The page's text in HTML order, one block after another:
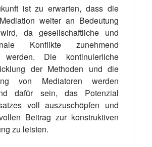
ist zu erwarten, dass die
weiter an Bedeutung
da gesellschaftliche und
Konflikte zunehmend
werden. Die kontinuierliche
der Methoden und die
von Mediatoren werden
dafür sein, das Potenzial
voll auszuschöpfen und
Beitrag zur konstruktiven
zu leisten.